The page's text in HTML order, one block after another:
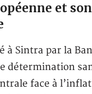
et
à Sintra par la
détermination
face à